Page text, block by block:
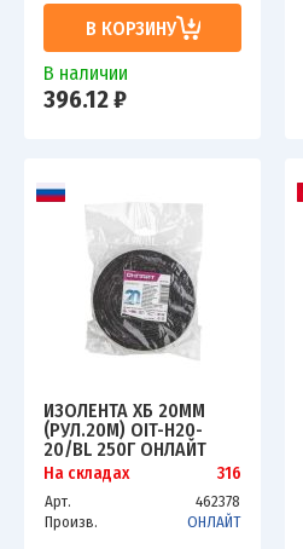
В КОРЗИНУ
В наличии
396.12 ₽
ИЗОЛЕНТА ХБ 20ММ
(РУЛ.20М) OIT-H20-
20/BL 250Г ОНЛАЙТ
61154
На складах 316
Арт.
462378
Произв.
ОНЛАЙТ